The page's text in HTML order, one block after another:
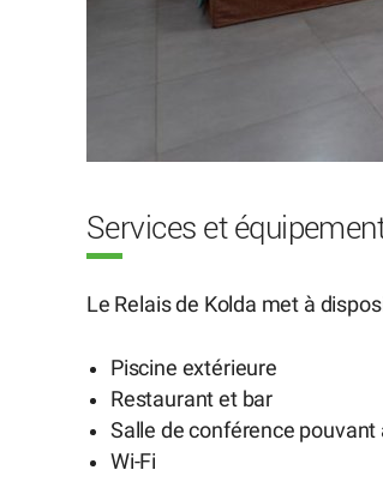
Services et
Le Relais de Kolda met à
Piscine extérieure
Restaurant et bar
Salle de conférence pouvant
Wi-Fi